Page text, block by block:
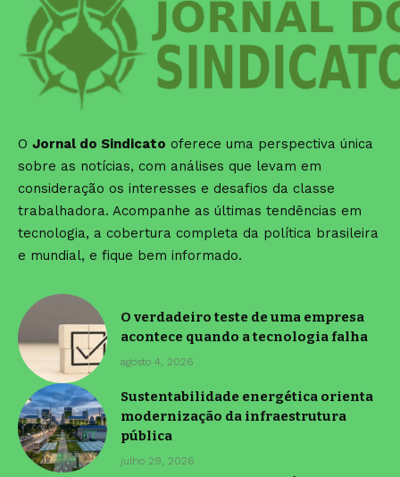
O Jornal do Sindicato oferece uma perspectiva única
sobre as notícias, com análises que levam em
consideração os interesses e desafios da classe
trabalhadora. Acompanhe as últimas tendências em
tecnologia, a cobertura completa da política brasileira
e mundial, e fique bem informado.
O verdadeiro teste de uma empresa
acontece quando a tecnologia falha
agosto 4, 2026
Sustentabilidade energética orienta
modernização da infraestrutura
pública
julho 29, 2026